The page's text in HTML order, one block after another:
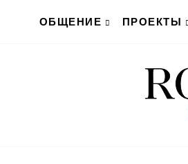
ОБЩЕНИЕ
ПРОЕКТЫ